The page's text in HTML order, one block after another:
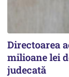
Directoarea
milioane lei
judecată